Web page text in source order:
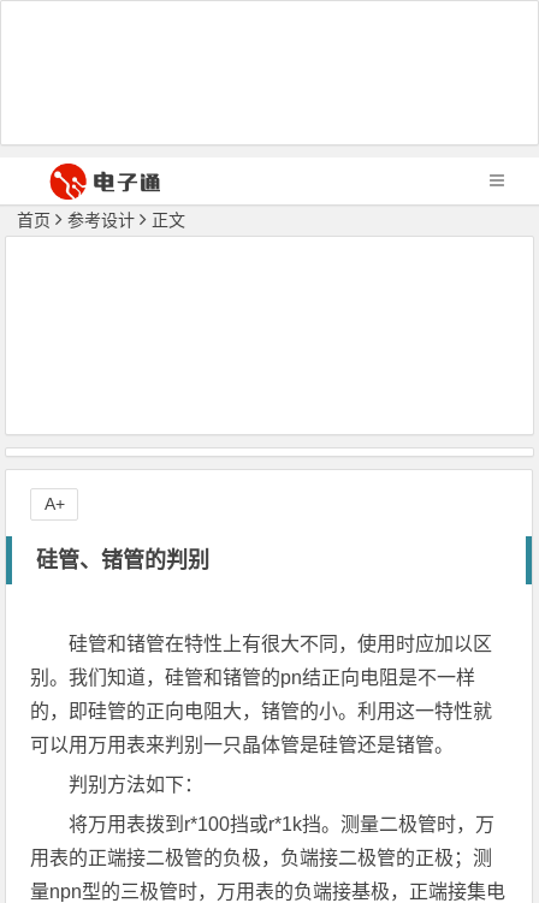
首页 参考设计 正文
硅管、锗管的判别
硅管和锗管在特性上有很大不同，使用时应加以区
别。我们知道，硅管和锗管的pn结正向电阻是不一样
的，即硅管的正向电阻大，锗管的小。利用这一特性就
可以用万用表来判别一只晶体管是硅管还是锗管。
判别方法如下：
将万用表拨到r*100挡或r*1k挡。测量二极管时，万
用表的正端接二极管的负极，负端接二极管的正极；测
量npn型的三极管时，万用表的负端接基极，正端接集电
A+